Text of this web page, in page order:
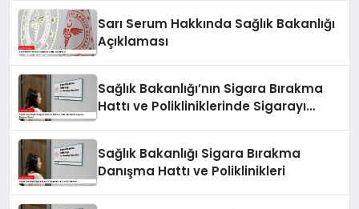
Sarı Serum Hakkında Sağlık Bakanlığı
Açıklaması
Sağlık Bakanlığı’nın Sigara Bırakma
Hattı ve Polikliniklerinde Sigarayı
Sağlık Bakanlığı Sigara Bırakma
Danışma Hattı ve Poliklinikleri